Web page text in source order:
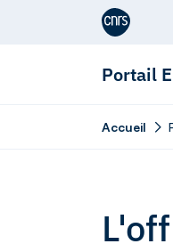
Aller au contenu
Portail
Accueil